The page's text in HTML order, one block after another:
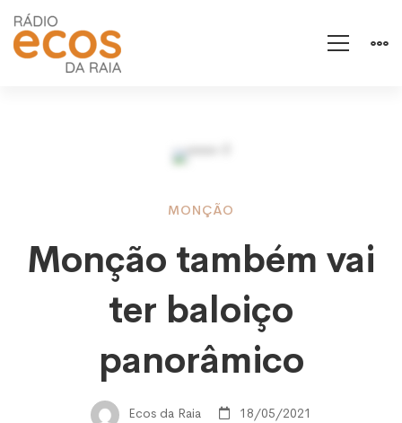
Monção
também
MONÇÃO
Monção também vai
ter baloiço
panorâmico
Ecos da Raia 18/05/2021